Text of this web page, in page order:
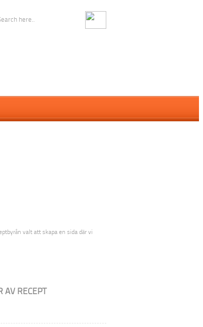
valt att skapa en sida där vi
AV RECEPT